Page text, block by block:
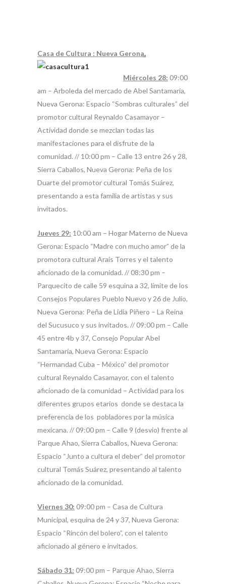
Casa de Cultura : Nueva Gerona.
Miércoles 28: 09:00
am – Arboleda del mercado de Abel Santamaría,
Nueva Gerona: Espacio “Sombras culturales” del
promotor cultural Reynaldo Casamayor –
Actividad donde se mezclan todas las
manifestaciones para el disfrute de la
comunidad. // 10:00 pm – Calle 13 entre 26 y 28,
Sierra Caballos, Nueva Gerona: Peña de los
Duarte del promotor cultural Tomás Suárez,
presentando a esta familia de artistas y sus
invitados.
Jueves 29: 10:00 am – Hogar Materno de Nueva
Gerona: Espacio “Madre con mucho amor” de la
promotora cultural Arais Torres y el talento
aficionado de la comunidad. // 08:30 pm –
Parquecito de calle 59 esquina a 32, límite de los
Consejos Populares Pueblo Nuevo y 26 de Julio,
Nueva Gerona: Peña de Lidia Piñero – La Reina
del Sucusuco y sus invitados. // 09:00 pm – Calle
45 entre 4b y 37, Consejo Popular Abel
Santamaría, Nueva Gerona: Espacio
“Hermandad Cuba – México” del promotor
cultural Reynaldo Casamayor, con el talento
aficionado de la comunidad – Actividad para los
diferentes grupos etarios donde se destaca la
preferencia de los pobladores por la música
mexicana. // 09:00 pm – Calle 9 (desvío) frente al
Parque Ahao, Sierra Caballos, Nueva Gerona:
Espacio “Junto a cultura el deber” del promotor
cultural Tomás Suárez, presentando al talento
aficionado de la comunidad.
Viernes 30: 09:00 pm – Casa de Cultura
Municipal, esquina de 24 y 37, Nueva Gerona:
Espacio “Rincón del bolero”, con el talento
aficionado al género e invitados.
Sábado 31: 09:00 pm – Parque Ahao, Sierra